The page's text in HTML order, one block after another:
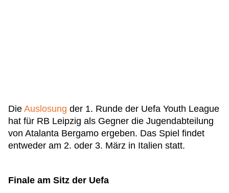
Die Auslosung der 1. Runde der Uefa Youth League
hat für RB Leipzig als Gegner die Jugendabteilung
von Atalanta Bergamo ergeben. Das Spiel findet
entweder am 2. oder 3. März in Italien statt.
Finale am Sitz der Uefa